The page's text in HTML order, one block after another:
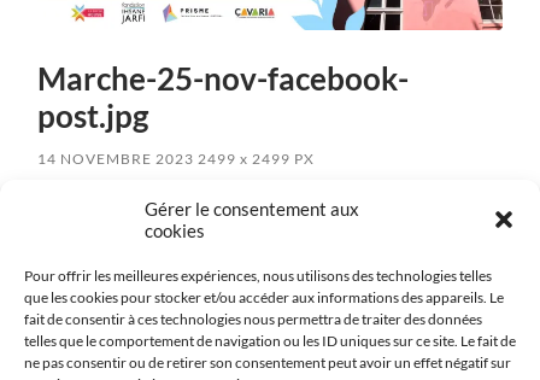
Gérer le consentement aux
cookies
Pour offrir les meilleures expériences, nous utilisons des technologies telles
que les cookies pour stocker et/ou accéder aux informations des appareils. Le
fait de consentir à ces technologies nous permettra de traiter des données
telles que le comportement de navigation ou les ID uniques sur ce site. Le fait de
ne pas consentir ou de retirer son consentement peut avoir un effet négatif sur
Marche-25-nov-facebook-
post.jpg
14 NOVEMBRE 2023 2499x 2499 PX
Next»